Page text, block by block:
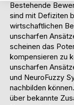
Bestehende
sind mit Defiziten
wirtschaftlichen
unscharfen
scheinen das
kompensieren zu
unscharfen
und NeuroFuzzy
nachbilden
über bekannte